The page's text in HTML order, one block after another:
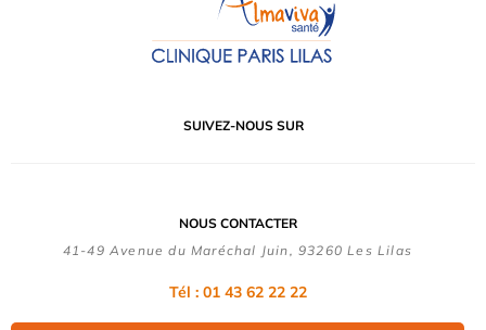
SUIVEZ-NOUS SUR
NOUS CONTACTER
41-49 Avenue du Maréchal Juin, 93260 Les Lilas
Tél : 01 43 62 22 22